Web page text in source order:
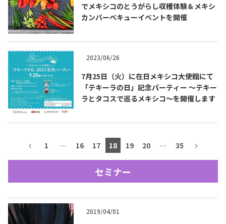
メキシコ旅行
メキシコの記念日
トピックス一覧
お問合せ テキーラ・メスカルが飲める
バー＆レストラン
Bar & Restaurant
でメキシコのとうがらし収穫体験＆メキシ
カンバーベキューイベントを開催
2023/06/26
7月25日（火）に在日メキシコ大使館にて
「テキーラの日」記念パーティー ～テキー
ラとタコスで巡るメキシコ～を開催します
1 … 16 17 18 19 20 … 35
セミナー
2019/04/01